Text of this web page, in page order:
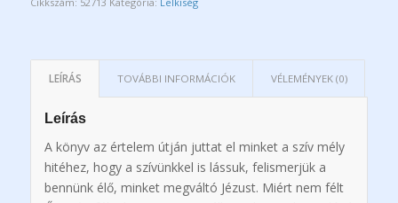
LEÍRÁS TOVÁBBI INFORMÁCIÓK VÉLEMÉNYEK (0)
Leírás
A könyv az értelem útján juttat el minket a szív mély
hitéhez, hogy a szívünkkel is lássuk, felismerjük a
bennünk élő, minket megváltó Jézust. Miért nem félt